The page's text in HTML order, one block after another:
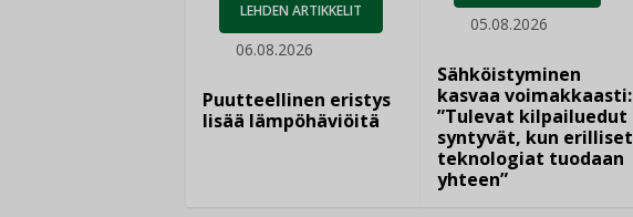
LEHDEN ARTIKKELIT
06.08.2026
Puutteellinen eristys
lisää lämpöhäviöitä
05.08.2026
Sähköistyminen
kasvaa voimakkaasti:
”Tulevat kilpailuedut
syntyvät, kun erilliset
teknologiat tuodaan
yhteen”